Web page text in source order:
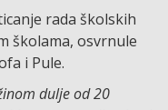
rada školskih
školama, osvrnule
i Pule.
dulje od 20